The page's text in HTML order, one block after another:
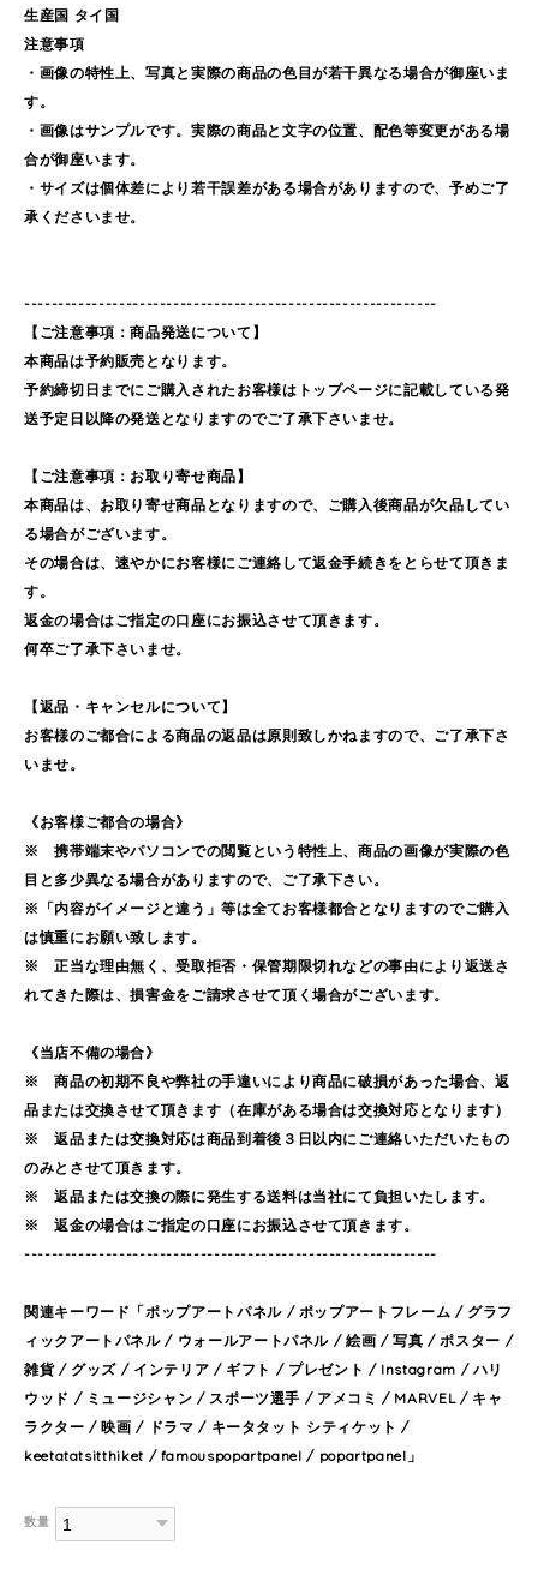
生産国 タイ国
注意事項
・画像の特性上、写真と実際の商品の色目が若干異なる場合が御座いま
す。
・画像はサンプルです。実際の商品と文字の位置、配色等変更がある場
合が御座います。
・サイズは個体差により若干誤差がある場合がありますので、予めご了
承くださいませ。
-------------------------------------------------------------
【ご注意事項：商品発送について】
本商品は予約販売となります。
予約締切日までにご購入されたお客様はトップページに記載している発
送予定日以降の発送となりますのでご了承下さいませ。
【ご注意事項：お取り寄せ商品】
本商品は、お取り寄せ商品となりますので、ご購入後商品が欠品してい
る場合がございます。
その場合は、速やかにお客様にご連絡して返金手続きをとらせて頂きま
す。
返金の場合はご指定の口座にお振込させて頂きます。
何卒ご了承下さいませ。
【返品・キャンセルについて】
お客様のご都合による商品の返品は原則致しかねますので、ご了承下さ
いませ。
《お客様ご都合の場合》
※ 携帯端末やパソコンでの閲覧という特性上、商品の画像が実際の色
目と多少異なる場合がありますので、ご了承下さい。
※「内容がイメージと違う」等は全てお客様都合となりますのでご購入
は慎重にお願い致します。
※ 正当な理由無く、受取拒否・保管期限切れなどの事由により返送さ
れてきた際は、損害金をご請求させて頂く場合がございます。
《当店不備の場合》
※ 商品の初期不良や弊社の手違いにより商品に破損があった場合、返
品または交換させて頂きます（在庫がある場合は交換対応となります）
※ 返品または交換対応は商品到着後３日以内にご連絡いただいたもの
のみとさせて頂きます。
※ 返品または交換の際に発生する送料は当社にて負担いたします。
※ 返金の場合はご指定の口座にお振込させて頂きます。
-------------------------------------------------------------
関連キーワード「ポップアートパネル / ポップアートフレーム / グラフ
ィックアートパネル / ウォールアートパネル / 絵画 / 写真 / ポスター /
雑貨 / グッズ / インテリア / ギフト / プレゼント / Instagram / ハリ
ウッド / ミュージシャン / スポーツ選手 / アメコミ / MARVEL / キャ
ラクター / 映画 / ドラマ / キータタット シティケット /
keetatatsitthiket / famouspopartpanel / popartpanel」
数量